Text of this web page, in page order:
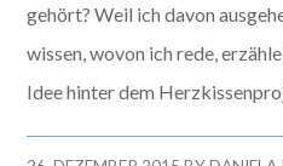
gehört? Weil ich davon
wissen, wovon ich rede,
Idee hinter dem